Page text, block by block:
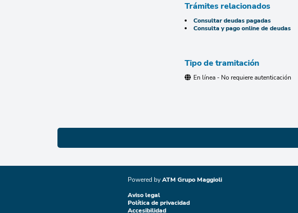
Trámites relacionados
Consultar deudas pagadas
Consulta y pago online de deudas
Tipo de tramitación
En línea - No requiere autenticación
Powered byATM Grupo Maggioli
Aviso legal
Política de privacidad
Accesibilidad